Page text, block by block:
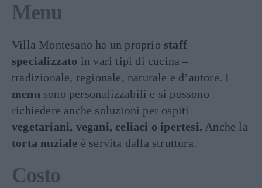
Menu
Villa Montesano ha un proprio staff
specializzato in vari tipi di cucina –
tradizionale, regionale, naturale e d’autore. I
menu sono personalizzabili e si possono
richiedere anche soluzioni per ospiti
vegetariani, vegani, celiaci o ipertesi. Anche la
torta nuziale è servita dalla struttura.
Costo